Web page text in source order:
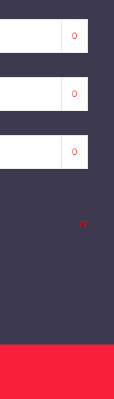
0
0
0
FT